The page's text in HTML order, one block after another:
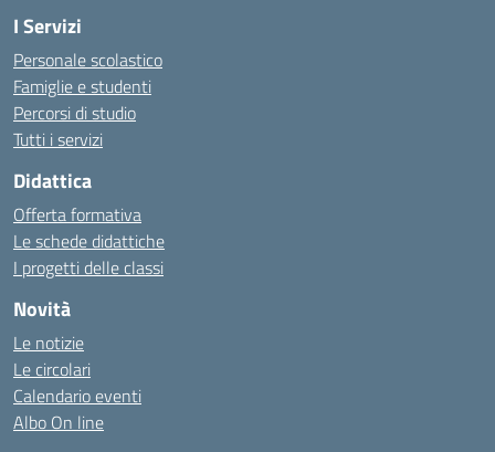
I Servizi
Personale scolastico
Famiglie e studenti
Percorsi di studio
Tutti i servizi
Didattica
Offerta formativa
Le schede didattiche
I progetti delle classi
Novità
Le notizie
Le circolari
Calendario eventi
Albo On line